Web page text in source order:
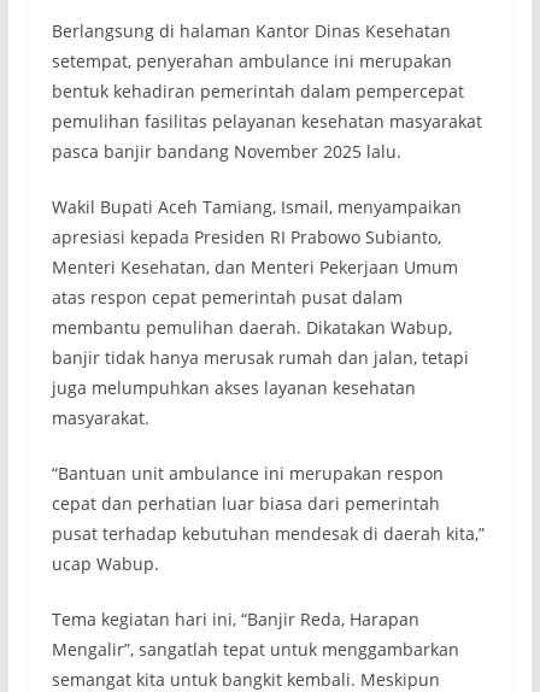
Berlangsung di halaman Kantor Dinas Kesehatan
setempat, penyerahan ambulance ini merupakan
bentuk kehadiran pemerintah dalam pempercepat
pemulihan fasilitas pelayanan kesehatan masyarakat
pasca banjir bandang November 2025 lalu.
Wakil Bupati Aceh Tamiang, Ismail, menyampaikan
apresiasi kepada Presiden RI Prabowo Subianto,
Menteri Kesehatan, dan Menteri Pekerjaan Umum
atas respon cepat pemerintah pusat dalam
membantu pemulihan daerah. Dikatakan Wabup,
banjir tidak hanya merusak rumah dan jalan, tetapi
juga melumpuhkan akses layanan kesehatan
masyarakat.
“Bantuan unit ambulance ini merupakan respon
cepat dan perhatian luar biasa dari pemerintah
pusat terhadap kebutuhan mendesak di daerah kita,”
ucap Wabup.
Tema kegiatan hari ini, “Banjir Reda, Harapan
Mengalir”, sangatlah tepat untuk menggambarkan
semangat kita untuk bangkit kembali. Meskipun